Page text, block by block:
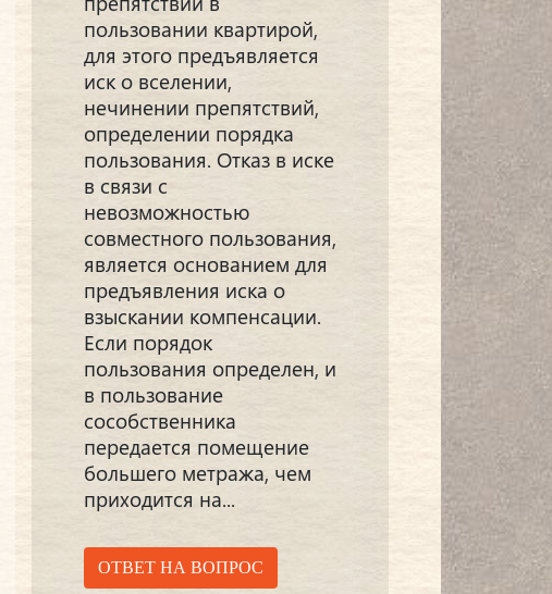
пользовании квартирой,
для этого предъявляется
иск о вселении,
нечинении препятствий,
определении порядка
пользования. Отказ в иске
в связи с
невозможностью
совместного пользования,
является основанием для
предъявления иска о
взыскании компенсации.
Если порядок
пользования определен, и
в пользование
сособственника
передается помещение
большего метража, чем
приходится на...
ОТВЕТ НА ВОПРОС